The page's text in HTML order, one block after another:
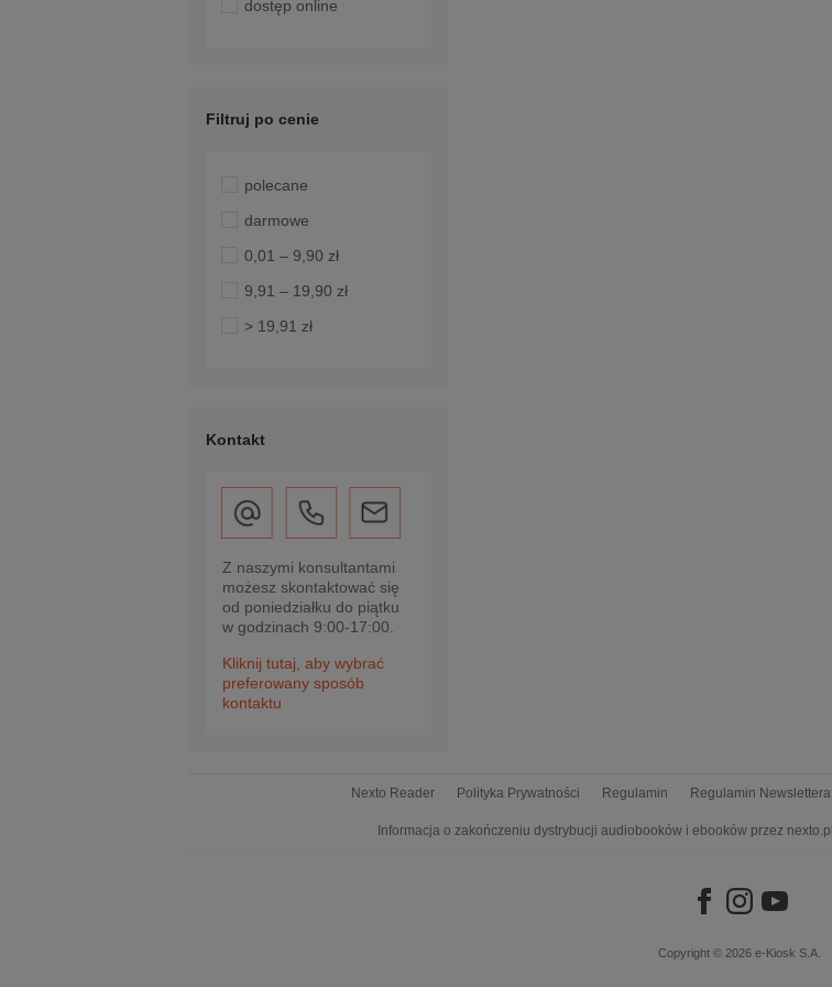
dostęp online
Filtruj po cenie
polecane
darmowe
0,01 – 9,90 zł
9,91 – 19,90 zł
> 19,91 zł
Kontakt
Z naszymi konsultantami
możesz skontaktować się
od poniedziałku do piątku
w godzinach 9:00-17:00.
Kliknij tutaj, aby wybrać
preferowany sposób
kontaktu
Nexto Reader Polityka Prywatności Regulamin Regulamin Newslettera
Informacja o zakończeniu dystrybucji audiobooków i ebooków przez nexto.pl
Copyright © 2026 e-Kiosk S.A.